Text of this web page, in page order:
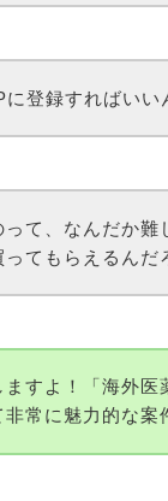
登録すればいい
って、なんだか
てもらえるんだ
すよ！「海外医
常に魅力的な案